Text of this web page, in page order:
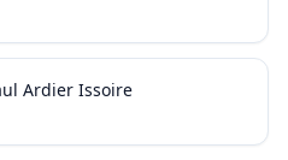
Ardier Issoire